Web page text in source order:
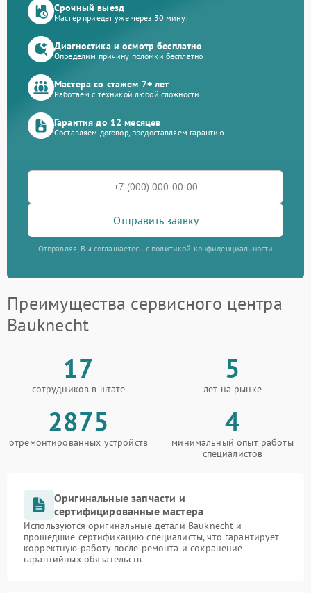
Срочный выезд
Мастер приедет уже через 30 минут
Диагностика и осмотр бесплатно
Определим причину поломки бесплатно
Мастера со стажем 7+ лет
Работаем с техникой любой сложности
Гарантия до 12 месяцев
Составляем договор, предоставляем гарантию
Отправить заявку
Отправляя, Вы соглашаетесь с политикой конфиденциальности
Преимущества сервисного центра
Bauknecht
17
сотрудников в штате
5
лет на рынке
2875
отремонтированных устройств
4
минимальный опыт работы
специалистов
Оригинальные запчасти и
сертифицированные мастера
Используются оригинальные детали Bauknecht и
прошедшие сертификацию специалисты, что гарантирует
корректную работу после ремонта и сохранение
гарантийных обязательств